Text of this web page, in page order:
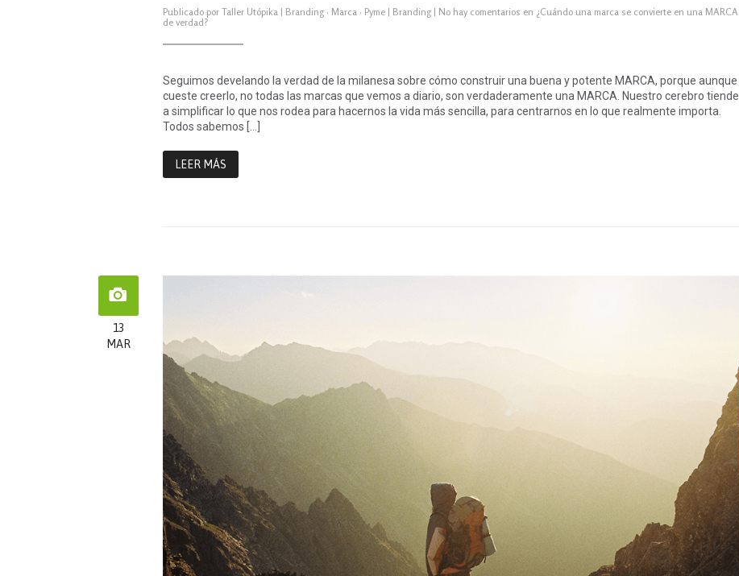
Publicado por Taller Utópika | Branding · Marca · Pyme | Branding | No hay comentarios en ¿Cuándo una marca se convierte en una MARCA
de verdad?
Seguimos develando la verdad de la milanesa sobre cómo construir una buena y potente MARCA, porque aunque
cueste creerlo, no todas las marcas que vemos a diario, son verdaderamente una MARCA. Nuestro cerebro tiende
a simplificar lo que nos rodea para hacernos la vida más sencilla, para centrarnos en lo que realmente importa.
Todos sabemos […]
LEER MÁS
13
MAR